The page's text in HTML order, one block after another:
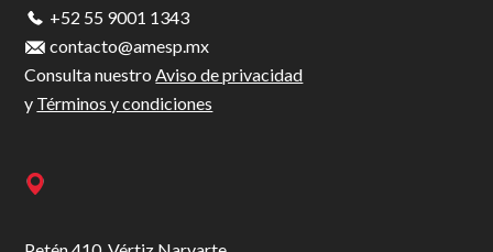
+52 55 9001 1343
contacto@amesp.mx
Consulta nuestro Aviso de privacidad
y Términos y condiciones